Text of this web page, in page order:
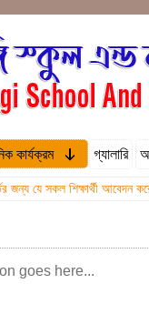
কার্যক্রম গ্যালারি
জন্য যে সকল শিক্ষার্থী
goes here...